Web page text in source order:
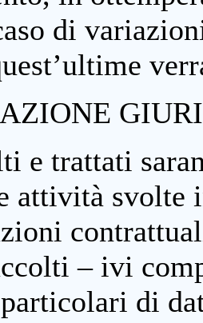
di
e trattati
attività svolte
– ivi
di